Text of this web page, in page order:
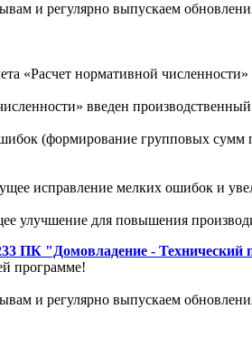
и регулярно выпускаем
«Расчет нормативной численности»
введен
(формирование групповых сумм
исправление мелких ошибок и
улучшение для повышения
ПК "Домовладение - Технический
программе!
и регулярно выпускаем